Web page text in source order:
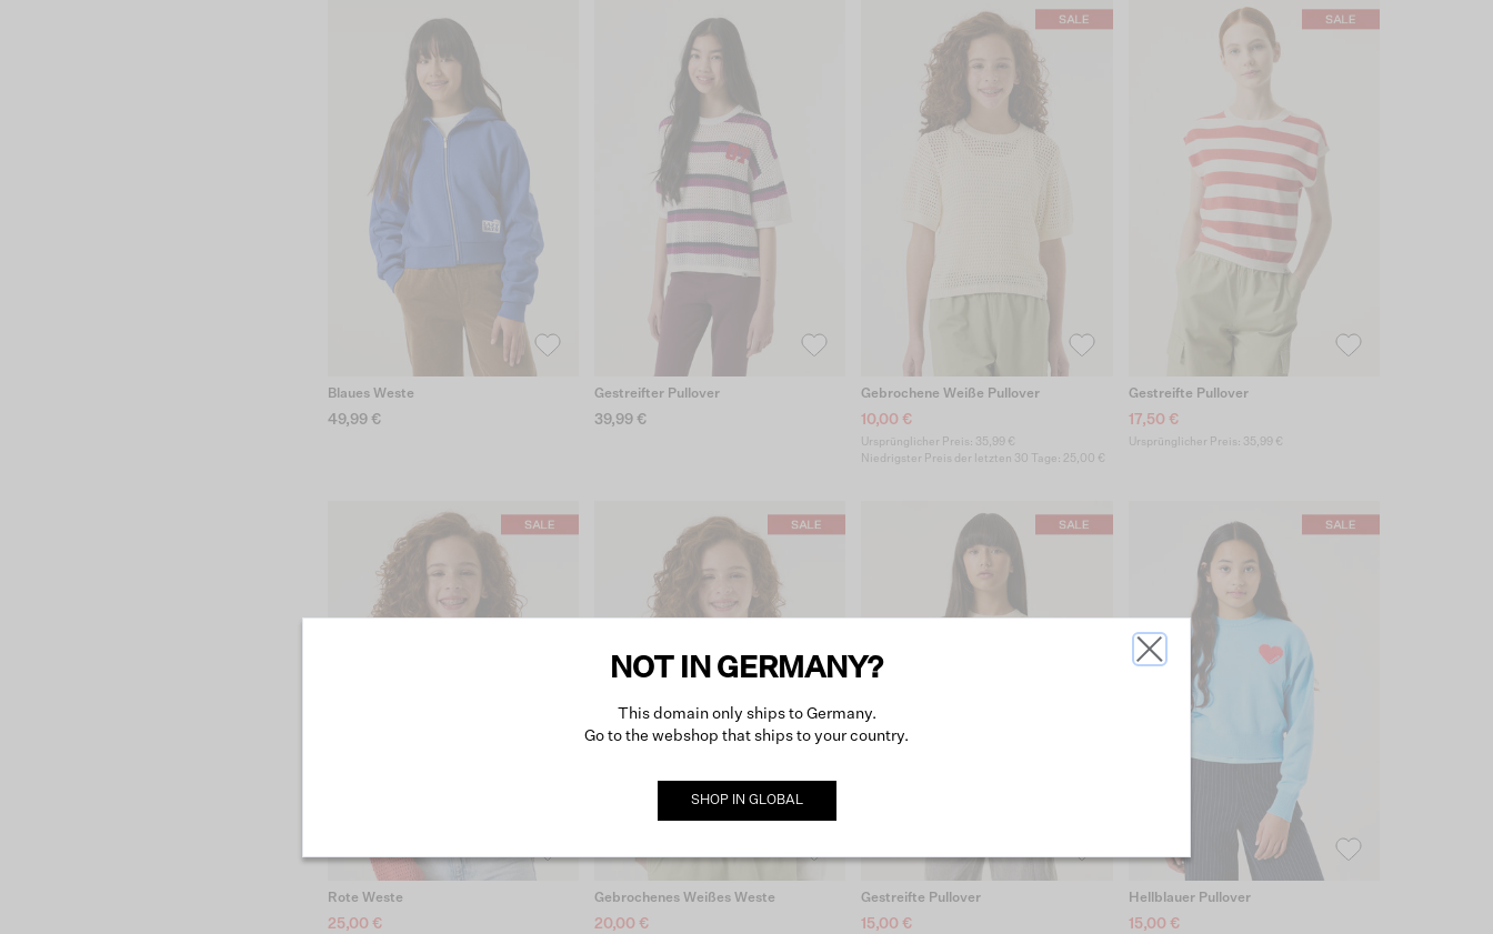
Blaues Weste
49,99 €
Gestreifter Pullover
39,99 €
Gebrochene Weiße Pullover
10,00 €
Ursprünglicher Preis: 35,99 €
Niedrigster Preis der letzten 30 Tage: 25,00 €
Gestreifte Pullover
17,50 €
Ursprünglicher Preis: 35,99 €
Rote Weste
25,00 €
Gebrochenes Weißes Weste
20,00 €
Gestreifte Pullover
15,00 €
Hellblauer Pullover
15,00 €
NOT IN GERMANY?
This domain only ships to Germany.
Go to the webshop that ships to your country.
SHOP IN GLOBAL